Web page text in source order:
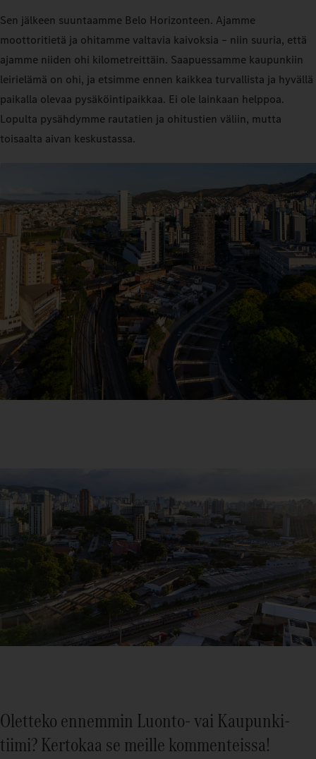
Sen jälkeen suuntaamme Belo Horizonteen. Ajamme
moottoritietä ja ohitamme valtavia kaivoksia – niin suuria, että
ajamme niiden ohi kilometreittäin. Saapuessamme kaupunkiin
leirielämä on ohi, ja etsimme ennen kaikkea turvallista ja hyvällä
paikalla olevaa pysäköintipaikkaa. Ei ole lainkaan helppoa.
Lopulta pysähdymme rautatien ja ohitustien väliin, mutta
toisaalta aivan keskustassa.
Oletteko ennemmin Luonto- vai Kaupunki-
tiimi? Kertokaa se meille kommenteissa!